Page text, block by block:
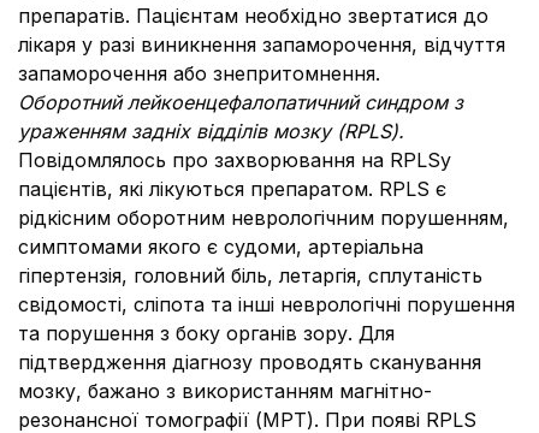
препаратів. Пацієнтам необхідно звертатися до
лікаря у разі виникнення запаморочення, відчуття
запаморочення або знепритомнення.
Оборотний лейкоенцефалопатичний синдром з
ураженням задніх відділів мозку (RPLS).
Повідомлялось про захворювання на RPLSу
пацієнтів, які лікуються препаратом. RPLS є
рідкісним оборотним неврологічним порушенням,
симптомами якого є судоми, артеріальна
гіпертензія, головний біль, летаргія, сплутаність
свідомості, сліпота та інші неврологічні порушення
та порушення з боку органів зору. Для
підтвердження діагнозу проводять сканування
мозку, бажано з використанням магнітно-
резонансної томографії (МРТ). При появі RPLS